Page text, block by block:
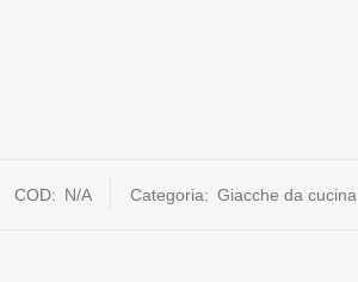
COD: N/A Categoria: Giacche da cucina